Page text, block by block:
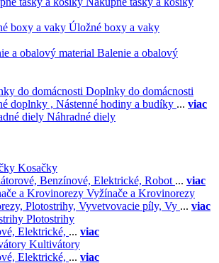
Úložné boxy a vaky
Balenie a obalový
Doplnky do domácnosti
doplnky , Nástenné hodiny a budíky ... viac
Náhradné diely
Kosačky
Benzínové, Elektrické, Robot ... viac
Vyžínače a Krovinorezy
Plotostrihy, Vyvetvovacie píly, Vy ... viac
Plotostrihy
Elektrické, ... viac
Kultivátory
Elektrické, ... viac